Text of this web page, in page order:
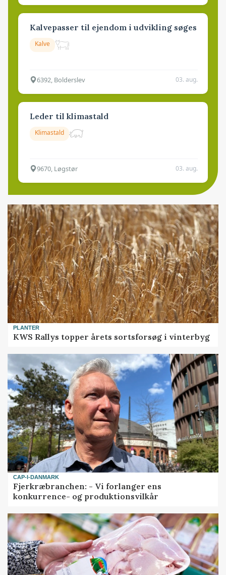
Kalvepasser til ejendom i udvikling søges
Kalve
6392, Bolderslev 03. aug.
Leder til klimastald
Klimastald
9670, Løgstør 03. aug.
PLANTER
KWS Rallys topper årets sortsforsøg i vinterbyg
CAP-I-DANMARK
Fjerkræbranchen: - Vi forlanger ens
konkurrence- og produktionsvilkår